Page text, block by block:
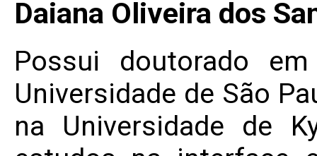
Daiana Oliveira dos
Possui doutorado
Universidade de São
na Universidade de